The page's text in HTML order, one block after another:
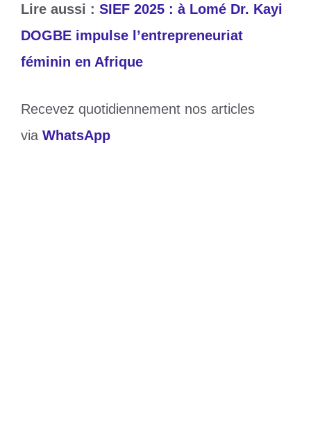
Lire aussi : SIEF 2025 : à Lomé Dr. Kayi
DOGBE impulse l’entrepreneuriat
féminin en Afrique
Recevez quotidiennement nos articles
via WhatsApp